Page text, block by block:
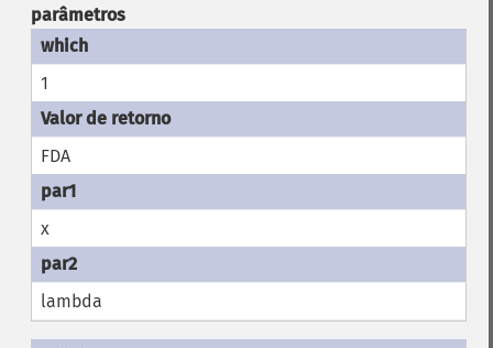
parâmetros
1
FDA
x
lambda